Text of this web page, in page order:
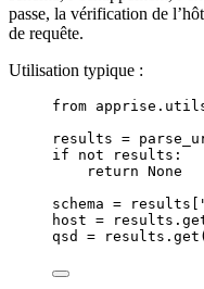
passe, la vérification de
de requête.
Utilisation typique :
from
results =
if
not results:
return None
schema = results[
host = results.
qsd = results. get (